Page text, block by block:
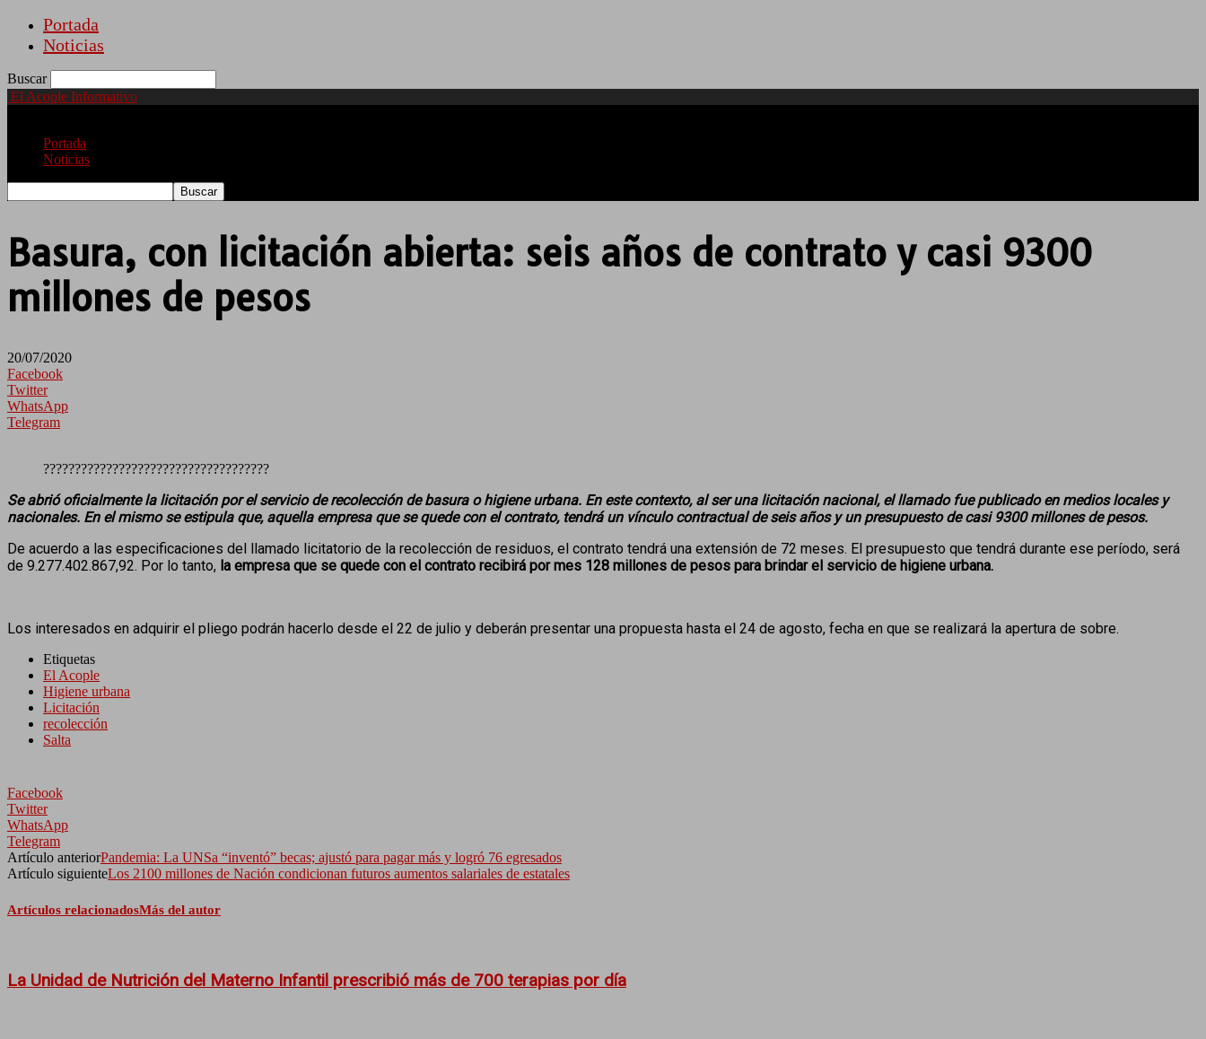
Portada
Noticias
Buscar
El Acople Informativo
Portada
Noticias
Basura, con licitación abierta: seis años de contrato y casi 9300
millones de pesos
20/07/2020
Facebook
Twitter
WhatsApp
Telegram
????????????????????????????????????
Se abrió oficialmente la licitación por el servicio de recolección de basura o higiene urbana. En este contexto, al ser una licitación nacional, el llamado fue publicado en medios locales y
nacionales. En el mismo se estipula que, aquella empresa que se quede con el contrato, tendrá un vínculo contractual de seis años y un presupuesto de casi 9300 millones de pesos.
De acuerdo a las especificaciones del llamado licitatorio de la recolección de residuos, el contrato tendrá una extensión de 72 meses. El presupuesto que tendrá durante ese período, será
de 9.277.402.867,92. Por lo tanto, la empresa que se quede con el contrato recibirá por mes 128 millones de pesos para brindar el servicio de higiene urbana.
Los interesados en adquirir el pliego podrán hacerlo desde el 22 de julio y deberán presentar una propuesta hasta el 24 de agosto, fecha en que se realizará la apertura de sobre.
Etiquetas
El Acople
Higiene urbana
Licitación
recolección
Salta
Facebook
Twitter
WhatsApp
Telegram
Artículo anteriorPandemia: La UNSa “inventó” becas; ajustó para pagar más y logró 76 egresados
Artículo siguienteLos 2100 millones de Nación condicionan futuros aumentos salariales de estatales
Artículos relacionadosMás del autor
La Unidad de Nutrición del Materno Infantil prescribió más de 700 terapias por día